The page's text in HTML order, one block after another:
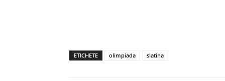
ETICHETE olimpiada slatina